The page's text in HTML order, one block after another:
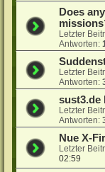
Does
Letzter
Antworten:
Letzter
Antworten:
sust3.de
Letzter
Antworten:
Nue X-
Letzter
02:59